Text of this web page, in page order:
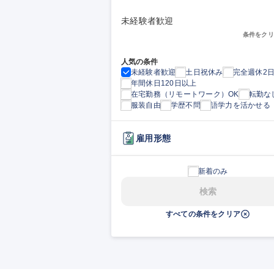
未経験者歓迎
条件をク
人気の条件
未経験者歓迎
土日祝休み
完全週休2
年間休日120日以上
在宅勤務（リモートワーク）OK
転勤な
服装自由
学歴不問 語学力を活かせる
雇用形態
新着のみ
検索
すべての条件をクリア